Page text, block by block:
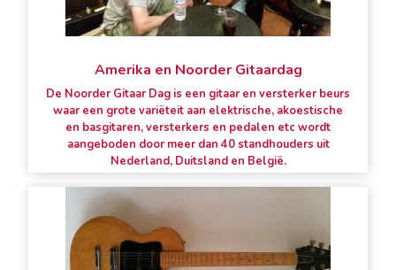
Amerika en Noorder Gitaardag
De Noorder Gitaar Dag is een gitaar en versterker beurs
waar een grote variëteit aan elektrische, akoestische
en basgitaren, versterkers en pedalen etc wordt
aangeboden door meer dan 40 standhouders uit
Nederland, Duitsland en België.